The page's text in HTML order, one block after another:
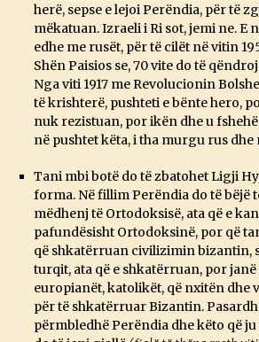
herë, sepse e lejoi Perëndia, për të
mëkatuan. Izraeli i Ri sot, jemi ne. E
edhe me rusët, për të cilët në vitin
Shën Paisios se, 70 vite do të
Nga viti 1917 me Revolucionin
të krishterë, pushteti e bënte hero,
nuk rezistuan, por ikën dhe u
në pushtet këta, i tha murgu rus dhe
Tani mbi botë do të zbatohet Ligji
forma. Në fillim Perëndia do të bëjë
mëdhenj të Ortodoksisë, ata që e
pafundësisht Ortodoksinë, por që
që shkatërruan civilizimin bizantin,
turqit, ata që e shkatërruan, por
europianët, katolikët, që nxitën dhe
për të shkatërruar Bizantin.
përmbledhë Perëndia dhe këto që